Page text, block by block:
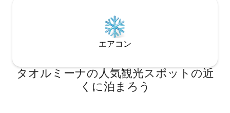
エアコン
タオルミーナの人気観光スポットの近
くに泊まろう